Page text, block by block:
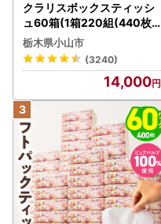
クラリスボックスティッシ
ュ60箱(1箱220組(440枚))
(5個入り×12セット)【配送
不可地域：離島・沖縄県】
【1256759】
栃木県小山市
(3240)
14,000